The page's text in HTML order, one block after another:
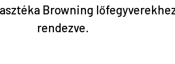
Browning
rendezve.